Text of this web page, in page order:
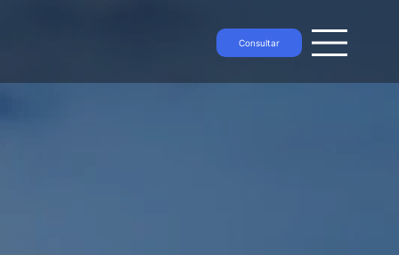
Consultar